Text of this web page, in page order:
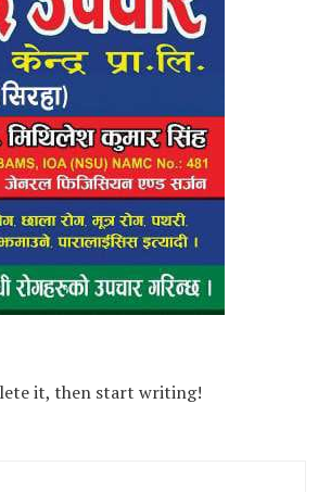
it, then start writing!